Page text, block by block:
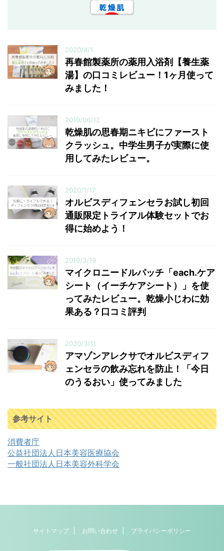
2020/4/1
再春館製薬所の薬用入浴剤【養生薬
湯】の口コミレビュー！1ヶ月使って
みました！
2019/06/12
乾燥肌の思春期ニキビにファースト
クラッシュ。中学生男子が実際に使
用してみたレビュー。
2020/1/17
オルビスディフェンセラお試し初回
通販限定トライアル体験セットでお
得に始めよう！
2019/3/19
マイクロニードルパッチ「each.ケア
シート（イーチケアシート）」を使
ってみたレビュー。乾燥小じわに効
果ある？口コミ評判
2020/3/11
アマゾンアレクサでオルビスディフ
ェンセラの飲み忘れを防止！「今日
のうるおい」使ってみました
参考サイト
消費者庁
公益社団法人日本美容医療協会
一般社団法人日本美容外科学会
サイトマップ お問い合わせ プライバシーポリシー